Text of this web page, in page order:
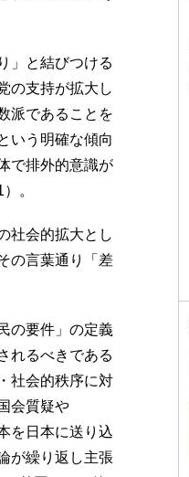
」と結びつける
の支持が拡大し
派であることを
いう明確な傾向
で排外的意識が
。
社会的拡大とし
の言葉通り「差
の要件」の定義
れるべきである
社会的秩序に対
会質疑や
を日本に送り込
が繰り返し主張